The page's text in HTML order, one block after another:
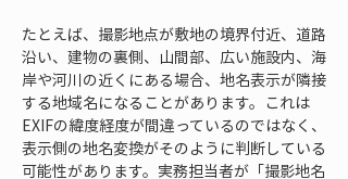
たとえば、撮影地点が敷地の境界付近、道路
沿い、建物の裏側、山間部、広い施設内、海
岸や河川の近くにある場合、地名表示が隣接
する地域名になることがあります。これは
EXIFの緯度経度が間違っているのではなく、
表示側の地名変換がそのように判断している
可能性があります。実務担当者が「撮影地名